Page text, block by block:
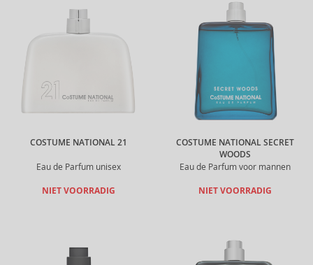
COSTUME NATIONAL 21
Eau de Parfum unisex
NIET VOORRADIG
COSTUME NATIONAL SECRET
WOODS
Eau de Parfum voor mannen
NIET VOORRADIG